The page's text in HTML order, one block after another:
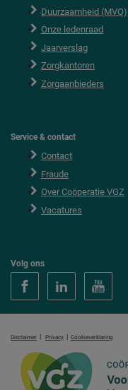
Duurzaamheid (MVO)
Onze ledenraad
Jaarverslag
Zorgkantoren
Zorgaanbieders
Service & contact
Contact
Fraude
Over Coöperatie VGZ
Vacatures
Volg ons
Disclaimer Privacy Cookieverklaring